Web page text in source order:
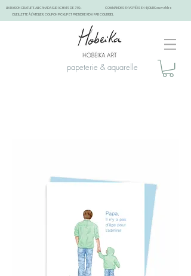
LIVRAISON GRATUITE AU CANADA SUR ACHATS DE 75$+
COMMANDES ENVOYÉES EN 4 JOURS ouvrables
CUEILLETTE À L'ATELIER: COUPON PICKUP ET PRENDRE RDV PAR COURRIEL
papeterie & aquarelle